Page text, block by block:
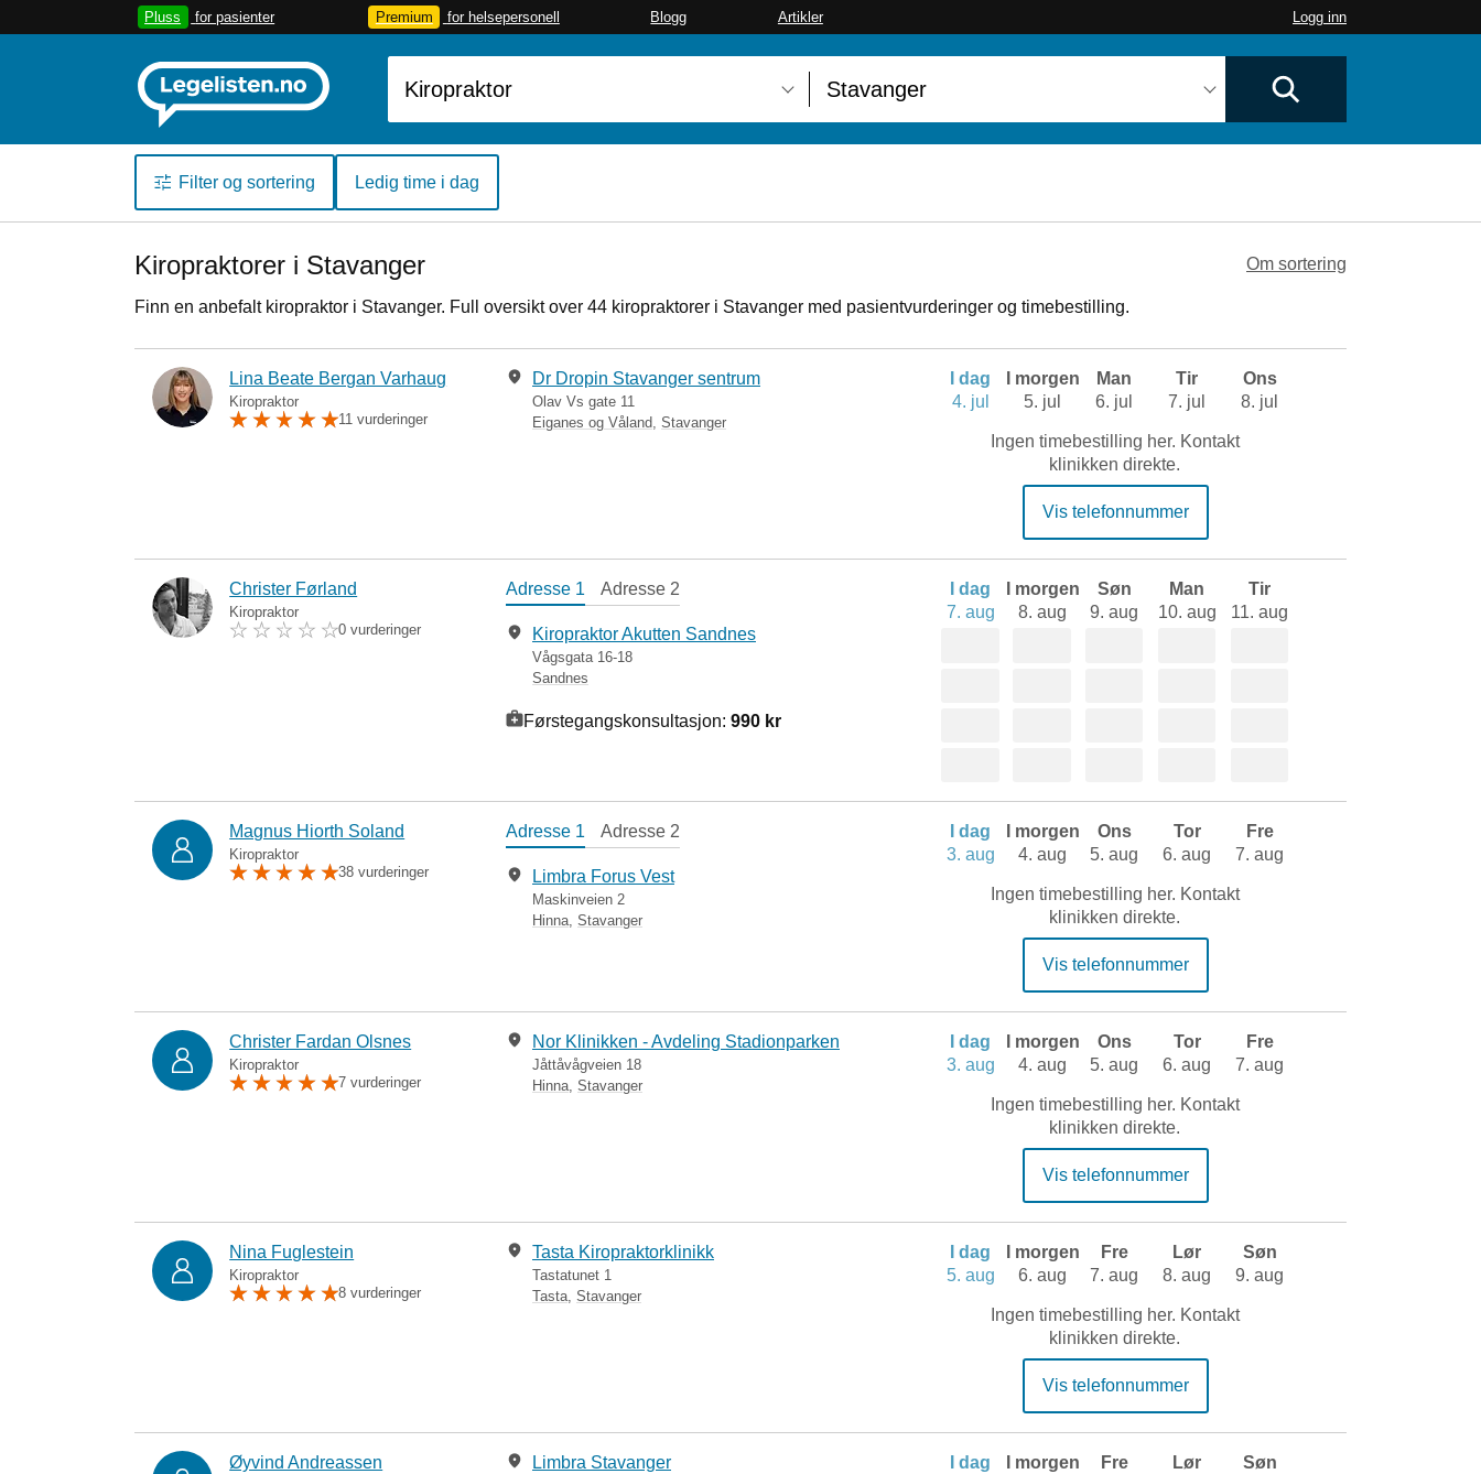
Pluss for pasienter Premium for helsepersonell Blogg Artikler Logg inn
Filter og sortering Ledig time i dag
Kiropraktorer i Stavanger
Finn en anbefalt kiropraktor i Stavanger. Full oversikt over 44 kiropraktorer i Stavanger med pasientvurderinger og timebestilling.
Om sortering
Lina Beate Bergan Varhaug
Kiropraktor
11 vurderinger
Dr Dropin Stavanger sentrum
Olav Vs gate 11
Eiganes og Våland Stavanger
I dag
4. jul
I morgen
5. jul
Man
6. jul
Tir
7. jul
Ons
8. jul
Ingen timebestilling her. Kontakt
klinikken direkte.
Vis telefonnummer
Christer Førland
Kiropraktor
0 vurderinger
Adresse 1 Adresse 2
Kiropraktor Akutten Sandnes
Vågsgata 16-18
Sandnes
Førstegangskonsultasjon: 990 kr
I dag
7. aug
I morgen
8. aug
Søn
9. aug
Man
10. aug
Tir
11. aug
Magnus Hiorth Soland
Kiropraktor
38 vurderinger
Adresse 1 Adresse 2
Limbra Forus Vest
Maskinveien 2
Hinna Stavanger
I dag
3. aug
I morgen
4. aug
Ons
5. aug
Tor
6. aug
Fre
7. aug
Ingen timebestilling her. Kontakt
klinikken direkte.
Vis telefonnummer
Christer Fardan Olsnes
Kiropraktor
7 vurderinger
Nor Klinikken - Avdeling Stadionparken
Jåttåvågveien 18
Hinna Stavanger
I dag
3. aug
I morgen
4. aug
Ons
5. aug
Tor
6. aug
Fre
7. aug
Ingen timebestilling her. Kontakt
klinikken direkte.
Vis telefonnummer
Nina Fuglestein
Kiropraktor
8 vurderinger
Tasta Kiropraktorklinikk
Tastatunet 1
Tasta Stavanger
I dag
5. aug
I morgen
6. aug
Fre
7. aug
Lør
8. aug
Søn
9. aug
Ingen timebestilling her. Kontakt
klinikken direkte.
Vis telefonnummer
Øyvind Andreassen Limbra Stavanger
I dag
I morgen
Fre
Lør
Søn